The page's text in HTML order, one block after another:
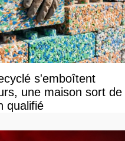
s'emboîtent
une maison sort de
qualifié